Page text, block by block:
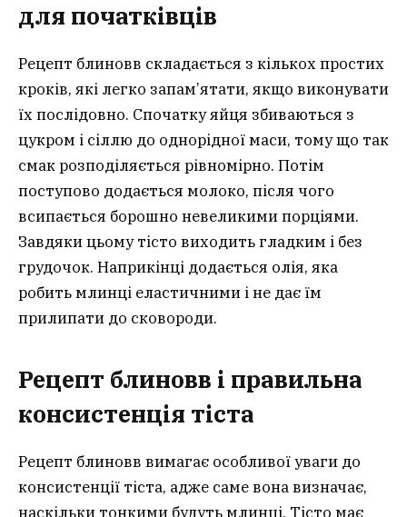
для початківців
Рецепт блиновв складається з кількох простих
кроків, які легко запам’ятати, якщо виконувати
їх послідовно. Спочатку яйця збиваються з
цукром і сіллю до однорідної маси, тому що так
смак розподіляється рівномірно. Потім
поступово додається молоко, після чого
всипається борошно невеликими порціями.
Завдяки цьому тісто виходить гладким і без
грудочок. Наприкінці додається олія, яка
робить млинці еластичними і не дає їм
прилипати до сковороди.
Рецепт блиновв і правильна
консистенція тіста
Рецепт блиновв вимагає особливої уваги до
консистенції тіста, адже саме вона визначає,
наскільки тонкими будуть млинці. Тісто має